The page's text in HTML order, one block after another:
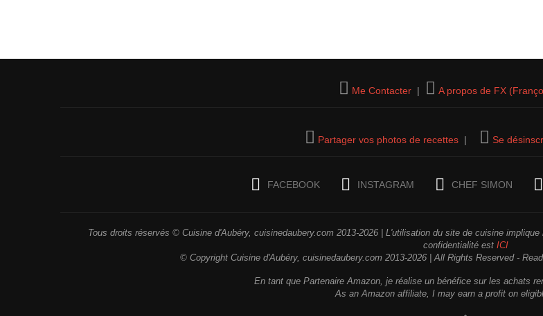
Me Contacter | A propos de FX
Partager vos photos de recettes| Se
FACEBOOK INSTAGRAM CHEF SIMON
Tous droits réservés © Cuisine d'Aubéry, cuisinedaubery.com 2013-2026 | L'utilisation du site de cuisine implique
confidentialité est ICI
© Copyright Cuisine d'Aubéry, cuisinedaubery.com 2013-2026 | All Rights Reserved -
En tant que Partenaire Amazon, je réalise un bénéfice sur les achats
As an Amazon affiliate, I may earn a profit on